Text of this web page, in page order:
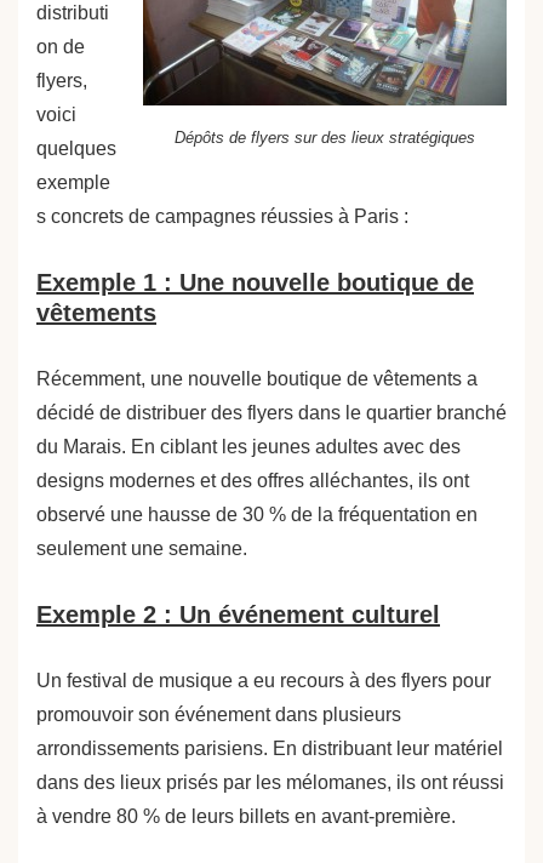
Dépôts de flyers sur des lieux stratégiques
distributi
on de
flyers,
voici
quelques
exemple
s concrets de campagnes réussies à Paris :
Exemple 1 : Une nouvelle boutique de
vêtements
Récemment, une nouvelle boutique de vêtements a
décidé de distribuer des flyers dans le quartier branché
du Marais. En ciblant les jeunes adultes avec des
designs modernes et des offres alléchantes, ils ont
observé une hausse de 30 % de la fréquentation en
seulement une semaine.
Exemple 2 : Un événement culturel
Un festival de musique a eu recours à des flyers pour
promouvoir son événement dans plusieurs
arrondissements parisiens. En distribuant leur matériel
dans des lieux prisés par les mélomanes, ils ont réussi
à vendre 80 % de leurs billets en avant-première.